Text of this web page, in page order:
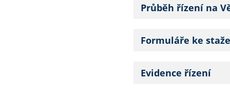
Průběh řízení na
Formuláře ke
Evidence řízení